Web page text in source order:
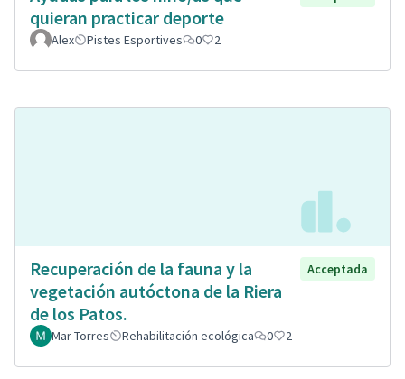
quieran practicar deporte
Alex Pistes Esportives 0 2
Recuperación de la fauna y la
vegetación autóctona de la Riera
de los Patos.
Acceptada
Mar Torres Rehabilitación ecológica 0 2